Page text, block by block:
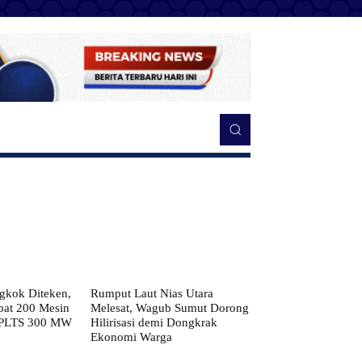
Diteken,
200 Mesin
300 MW
Rumput Laut Nias Utara
Melesat, Wagub Sumut Dorong
Hilirisasi demi Dongkrak
Ekonomi Warga